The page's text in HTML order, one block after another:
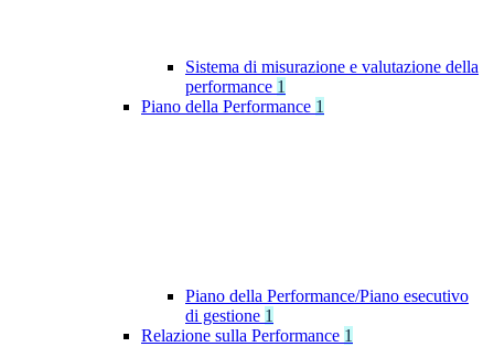
Sistema di misurazione e valutazione della
performance 1
Piano della Performance 1
Piano della Performance/Piano esecutivo
di gestione 1
Relazione sulla Performance 1